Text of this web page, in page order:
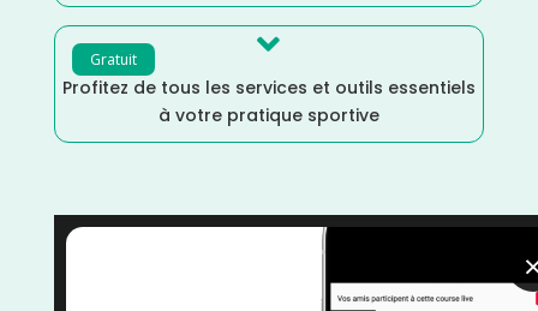
Gratuit 
Profitez de tous les services et outils essentiels
à votre pratique sportive
Distance Marathon/